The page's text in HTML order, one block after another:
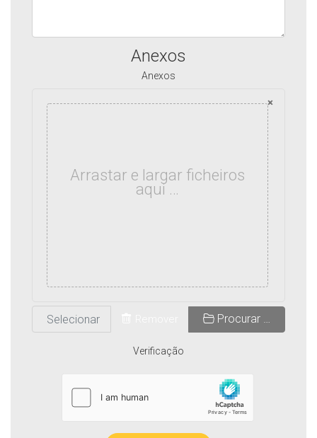
Anexos
Anexos
×
Arrastar e largar ficheiros
aqui …
Procurar …
Verificação